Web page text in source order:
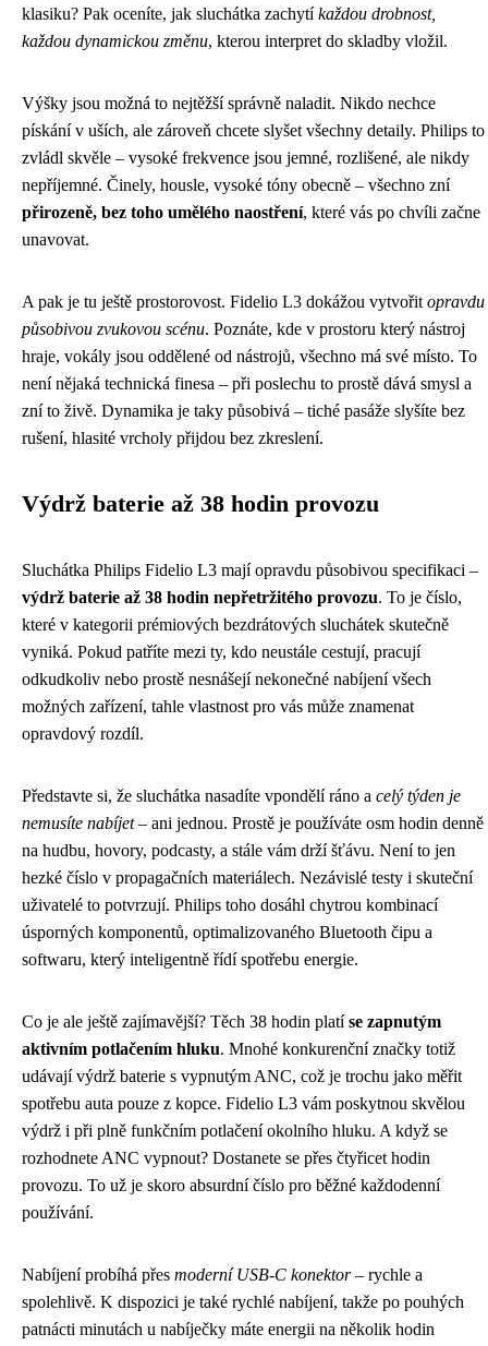
klasiku? Pak oceníte, jak sluchátka zachytíkaždou drobnost,
každou dynamickou změnu, kterou interpret do skladby vložil.
Výšky jsou možná to nejtěžší správně naladit. Nikdo nechce
pískání v uších, ale zároveň chcete slyšet všechny detaily. Philips to
zvládl skvěle – vysoké frekvence jsou jemné, rozlišené, ale nikdy
nepříjemné. Činely, housle, vysoké tóny obecně – všechno zní
přirozeně, bez toho umělého naostření, které vás po chvíli začne
unavovat.
A pak je tu ještě prostorovost. Fidelio L3 dokážou vytvořit opravdu
působivou zvukovou scénu. Poznáte, kde v prostoru který nástroj
hraje, vokály jsou oddělené od nástrojů, všechno má své místo. To
není nějaká technická finesa – při poslechu to prostě dává smysl a
zní to živě. Dynamika je taky působivá – tiché pasáže slyšíte bez
rušení, hlasité vrcholy přijdou bez zkreslení.
Výdrž baterie až 38 hodin provozu
Sluchátka Philips Fidelio L3 mají opravdu působivou specifikaci –
výdrž baterie až 38 hodin nepřetržitého provozu. To je číslo,
které v kategorii prémiových bezdrátových sluchátek skutečně
vyniká. Pokud patříte mezi ty, kdo neustále cestují, pracují
odkudkoliv nebo prostě nesnášejí nekonečné nabíjení všech
možných zařízení, tahle vlastnost pro vás může znamenat
opravdový rozdíl.
Představte si, že sluchátka nasadíte vpondělí ráno a celý týden je
nemusíte nabíjet– ani jednou. Prostě je používáte osm hodin denně
na hudbu, hovory, podcasty, a stále vám drží šťávu. Není to jen
hezké číslo v propagačních materiálech. Nezávislé testy i skuteční
uživatelé to potvrzují. Philips toho dosáhl chytrou kombinací
úsporných komponentů, optimalizovaného Bluetooth čipu a
softwaru, který inteligentně řídí spotřebu energie.
Co je ale ještě zajímavější? Těch 38 hodin platíse zapnutým
aktivním potlačením hluku. Mnohé konkurenční značky totiž
udávají výdrž baterie s vypnutým ANC, což je trochu jako měřit
spotřebu auta pouze z kopce. Fidelio L3 vám poskytnou skvělou
výdrž i při plně funkčním potlačení okolního hluku. A když se
rozhodnete ANC vypnout? Dostanete se přes čtyřicet hodin
provozu. To už je skoro absurdní číslo pro běžné každodenní
používání.
Nabíjení probíhá přes moderní USB-C konektor– rychle a
spolehlivě. K dispozici je také rychlé nabíjení, takže po pouhých
patnácti minutách u nabíječky máte energii na několik hodin